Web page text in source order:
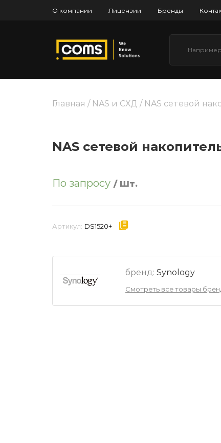
О компании Лицензии Бренды
Главная / NAS и СХД / NAS сетевой
NAS сетевой
По запросу / Шт.
Артикул: DS1520+
бренд: Synology
Смотреть все товары